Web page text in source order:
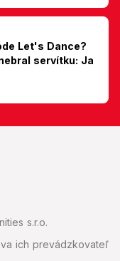
Let's Dance?
servítku: Ja
s.r.o.
ich prevádzkovateľ